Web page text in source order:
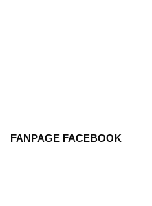
FANPAGE FACEBOOK